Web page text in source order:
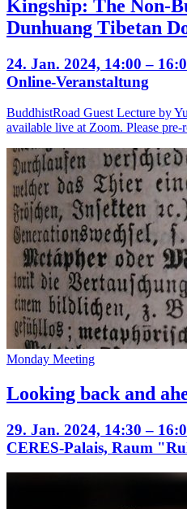
Kingship: The Non-
Dunhuang Tibetan
24. Jan. 2024, 14:00 –
Online-Veranstaltung
BuddhistRoad Guest Lecture by
available live at Zoom. Please
Monday Meeting
Looking back and
29. Jan. 2024, 14:30 –
CERES-Palais, Raum